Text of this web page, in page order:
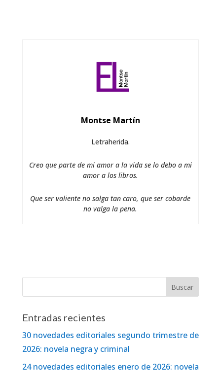
Montse Martín
Letraherida.
Creo que parte de mi amor a la vida se lo debo a mi
amor a los libros.
Que ser valiente no salga tan caro, que ser cobarde
no valga la pena.
Entradas recientes
30 novedades editoriales segundo trimestre de
2026: novela negra y criminal
24 novedades editoriales enero de 2026: novela